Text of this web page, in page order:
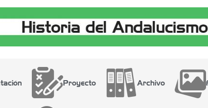
Proyecto Archivo